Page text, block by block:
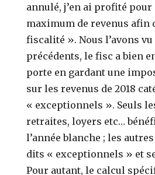
annulé, j’en ai profité
maximum de revenus afin
fiscalité ». Nous l’avons
précédents, le fisc a bien
porte en gardant une
sur les revenus de 2018
« exceptionnels ». Seuls
retraites, loyers etc…
l’année blanche ; les
dits « exceptionnels » et
Pour autant, le calcul